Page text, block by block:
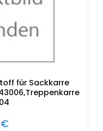
für Sackkarre
€